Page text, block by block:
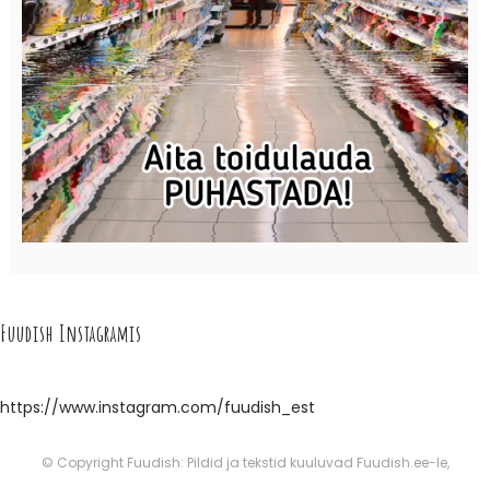
Fuudish Instagramis
https://www.instagram.com/fuudish_est
© Copyright Fuudish: Pildid ja tekstid kuuluvad Fuudish.ee-le,